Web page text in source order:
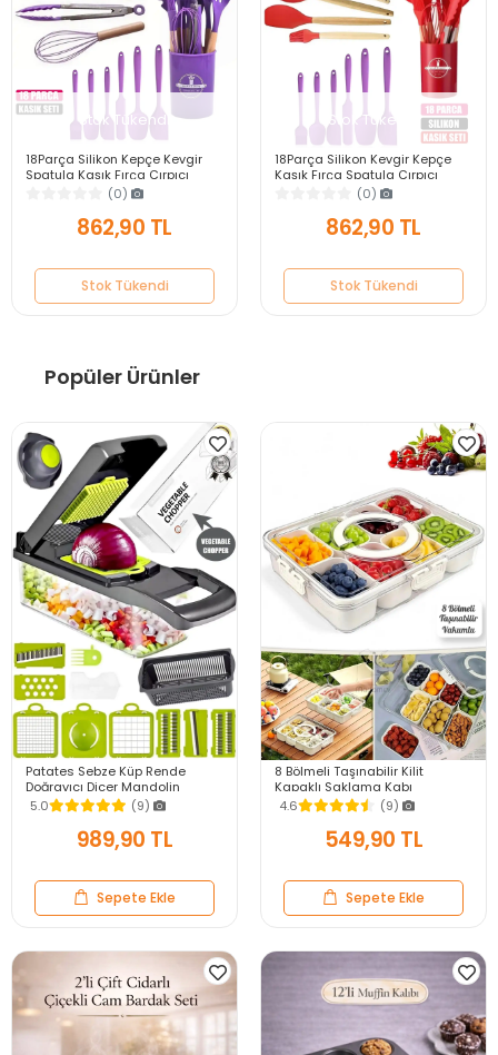
Stok Tükendi
18Parça Silikon Kepçe Kevgir
Spatula Kaşık Fırça Çırpıcı
Servis Maşa Seti Bambu Saplı
Mutfak Takımı
(0)
862,90 TL
Stok Tükendi
Stok Tükendi
18Parça Silikon Kevgir Kepçe
Kaşık Fırça Spatula Çırpıcı
Maşa Servis Seti Bambu Saplı
Mutfak Takımı
(0)
862,90 TL
Stok Tükendi
Popüler Ürünler
Patates Sebze Küp Rende
Doğrayıcı Dicer Mandolin
Dilimleyici Jülyen Kesici
Vegetable Chopper Seti
5.0 (9)
989,90 TL
Sepete Ekle
8 Bölmeli Taşınabilir Kilit
Kapaklı Saklama Kabı
Kahvaltılık Organizer Piknik Seti
Gıda Kutusu
4.6 (9)
549,90 TL
Sepete Ekle